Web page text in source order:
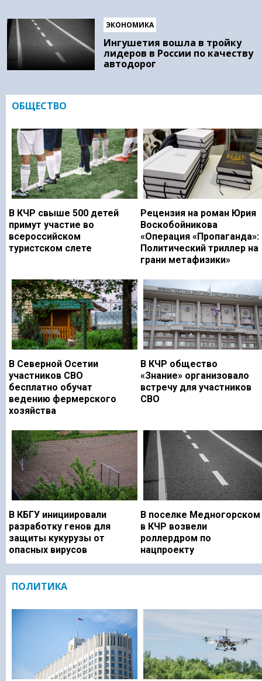
ЭКОНОМИКА
Ингушетия вошла в тройку
лидеров в России по качеству
автодорог
ОБЩЕСТВО
В КЧР свыше 500 детей
примут участие во
всероссийском
туристском слете
Рецензия на роман Юрия
Воскобойникова
«Операция «Пропаганда»:
Политический триллер на
грани метафизики»
В Северной Осетии
участников СВО
бесплатно обучат
ведению фермерского
хозяйства
В КЧР общество
«Знание» организовало
встречу для участников
СВО
В КБГУ инициировали
разработку генов для
защиты кукурузы от
опасных вирусов
В поселке Медногорском
в КЧР возвели
роллердром по
нацпроекту
ПОЛИТИКА